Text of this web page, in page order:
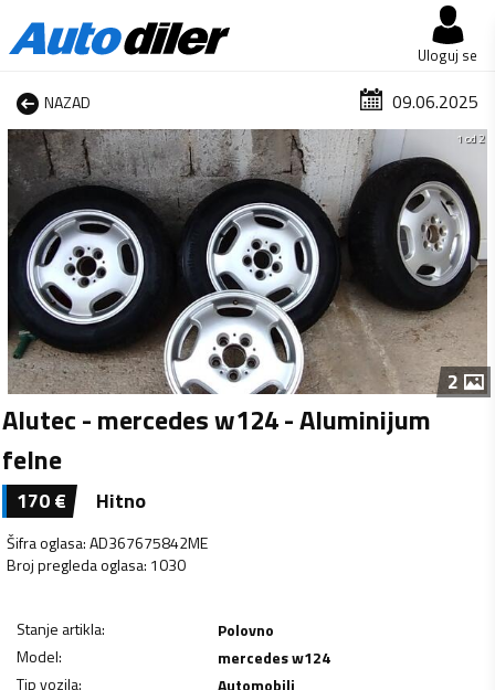
Uloguj se
NAZAD 09.06.2025
1 od 2
2
Alutec - mercedes w124 - Aluminijum
felne
170€ Hitno
Šifra oglasa:AD367675842ME
Broj pregleda oglasa: 1030
Stanje artikla:
Polovno
Model:
mercedes w124
Tip vozila:
Automobili